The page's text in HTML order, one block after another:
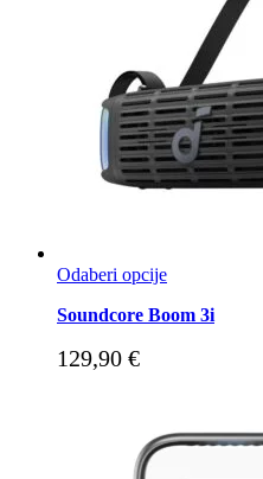
Odaberi opcije
Soundcore Boom 3i
129,90 €